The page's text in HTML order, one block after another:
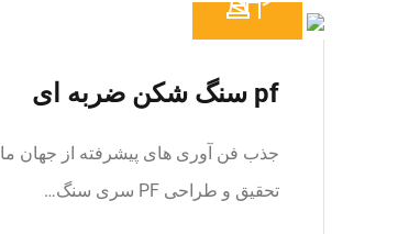
pf سنگ شکن ضربه ای
جذب فن آوری های پیشرفته از جهان ما
تحقیق و طراحی PF سری سنگ…